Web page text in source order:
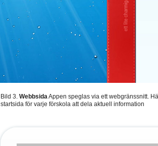
Bild 3. WebbsidaAppen speglas via ett webgränssnitt.
startsida för varje förskola att dela aktuell information